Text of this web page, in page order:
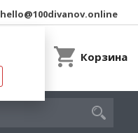
hello@100divanov.online
Корзина